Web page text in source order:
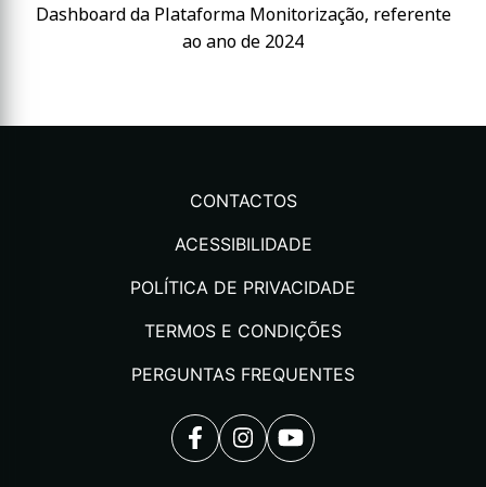
​​​​​​​Dashboard da Plataforma Monitorização, referente
ao ano de 2024
CONTACTOS
ACESSIBILIDADE
POLÍTICA DE PRIVACIDADE
TERMOS E CONDIÇÕES
PERGUNTAS FREQUENTES